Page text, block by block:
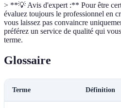
> **💡 Avis d'expert :** Pour être
évaluez toujours le professionnel en
vous laissez pas convaincre
préférez un service de qualité qui
terme.
Glossaire
Terme Définition